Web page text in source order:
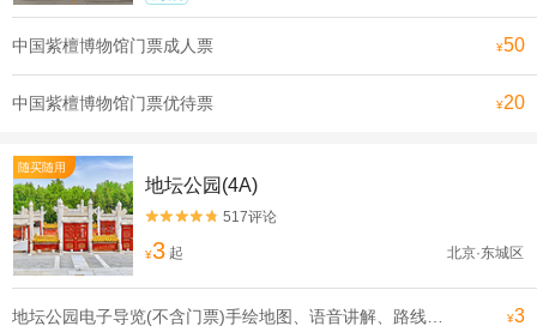
中国紫檀博物馆门票成人票 ¥50
中国紫檀博物馆门票优待票 ¥20
随买随用
地坛公园(4A)

 517评论
¥3 起 北京·东城区
¥3